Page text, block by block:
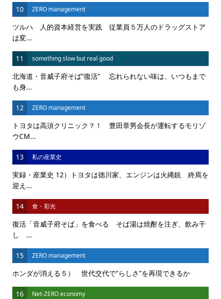
10 ZERO management
ツルハ 人的資本経営を実践 従業員５万人のドラッグストア
は変...
11 something slow but real good
北海道・音威子府そば”復活” 忘れられない味は、いつもまで
も身...
12 ZERO management
トヨタは高須クリニック？！ 豊田章男会長が運転するモリゾ
ウCM...
13 私の産業史
実録・産業史 12）トヨタは徳川家、エンジンは火縄銃 終焉を
迎え...
14 食・彩光
復活「音威子府そば」を食べる そば湯は焼酎を注ぎ、飲み干
し ...
15 ZERO management
ホンダが消える５） 世代交代で”らしさ”を再現できるか
16 Net-ZERO economy